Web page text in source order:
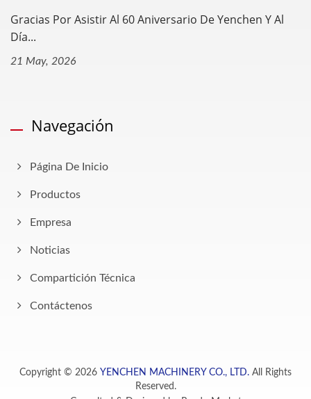
Gracias Por Asistir Al 60 Aniversario De Yenchen Y Al
Día...
21 May, 2026
Navegación
Página De Inicio
Productos
Empresa
Noticias
Compartición Técnica
Contáctenos
Copyright © 2026 YENCHEN MACHINERY CO., LTD. All Rights
Reserved.